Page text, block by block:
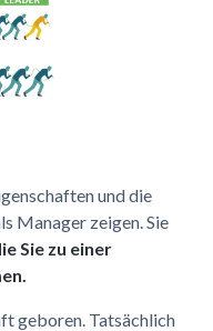
und die
Manager zeigen. Sie
Sie zu einer
geboren. Tatsächlich